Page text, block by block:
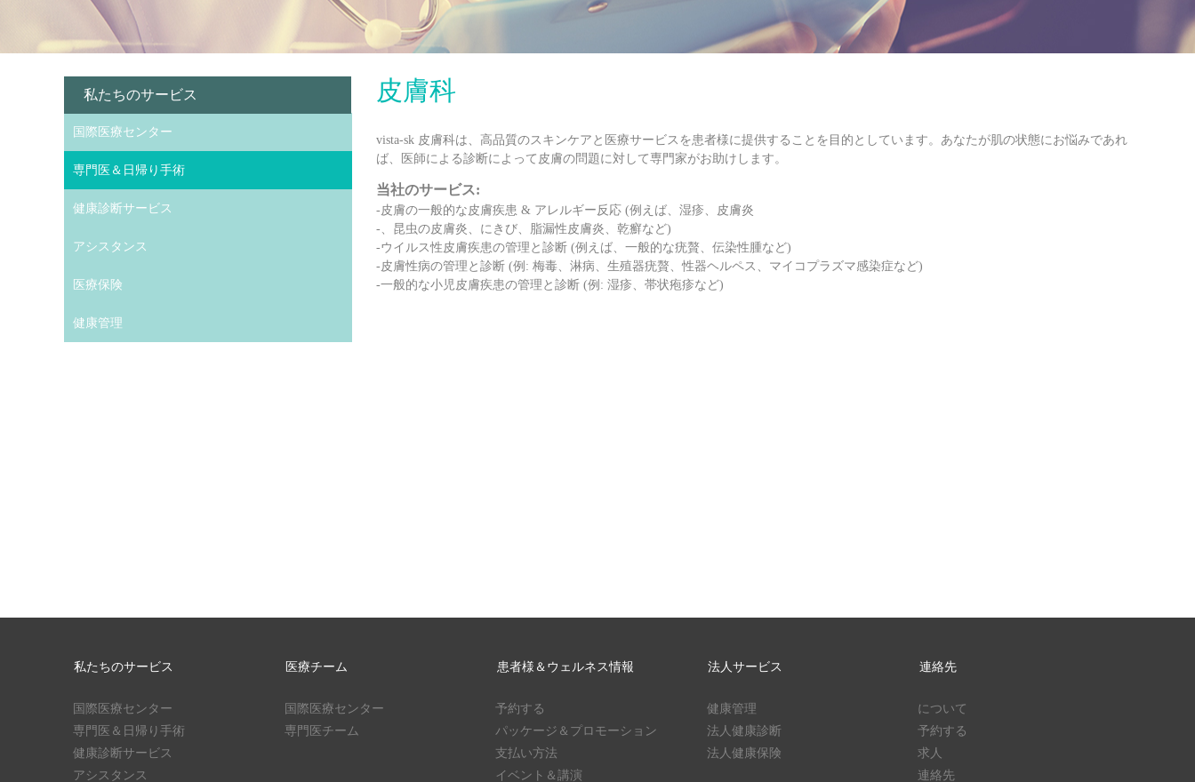
皮膚科
vista-sk 皮膚科は、高品質のスキンケアと医療サービスを患者様に提供することを目的としています。あなたが肌の状態にお悩みであれ
ば、医師による診断によって皮膚の問題に対して専門家がお助けします。
当社のサービス:
-皮膚の一般的な皮膚疾患 & アレルギー反応 (例えば、湿疹、皮膚炎
-、昆虫の皮膚炎、にきび、脂漏性皮膚炎、乾癬など)
-ウイルス性皮膚疾患の管理と診断 (例えば、一般的な疣贅、伝染性腫など)
-皮膚性病の管理と診断 (例: 梅毒、淋病、生殖器疣贅、性器ヘルペス、マイコプラズマ感染症など)
-一般的な小児皮膚疾患の管理と診断 (例: 湿疹、帯状疱疹など)
国際医療センター
専門医＆日帰り手術
健康診断サービス
アシスタンス
医療保険
健康管理
私たちのサービス
私たちのサービス 医療チーム 患者様＆ウェルネス情報 法人サービス 連絡先
国際医療センター
専門医＆日帰り手術
健康診断サービス
アシスタンス
国際医療センター
専門医チーム
予約する
パッケージ＆プロモーション
支払い方法
イベント＆講演
健康管理
法人健康診断
法人健康保険
について
予約する
求人
連絡先